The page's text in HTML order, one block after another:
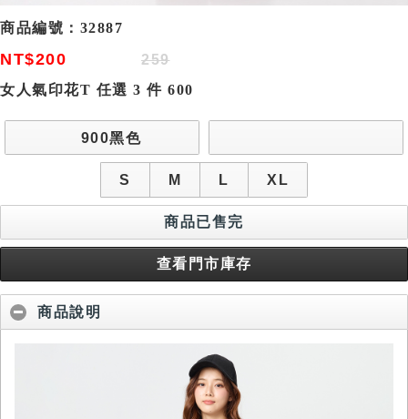
商品編號： 32887
NT$200
259
女人氣印花T 任選 3 件 600
900黑色
S M L XL
商品已售完
查看門市庫存
商品說明